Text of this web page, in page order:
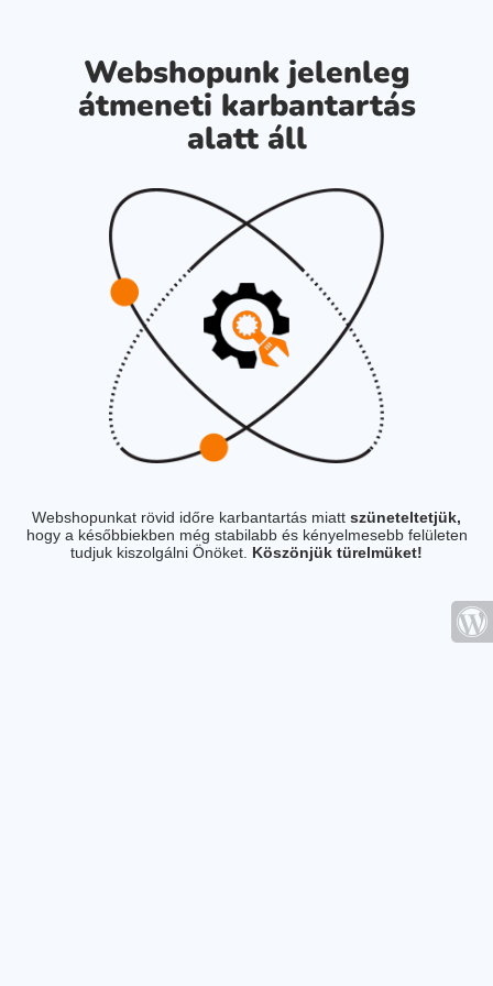
Webshopunk jelenleg
átmeneti karbantartás
alatt áll
Webshopunkat rövid időre karbantartás miatt szüneteltetjük,
hogy a későbbiekben még stabilabb és kényelmesebb felületen
tudjuk kiszolgálni Önöket. Köszönjük türelmüket!